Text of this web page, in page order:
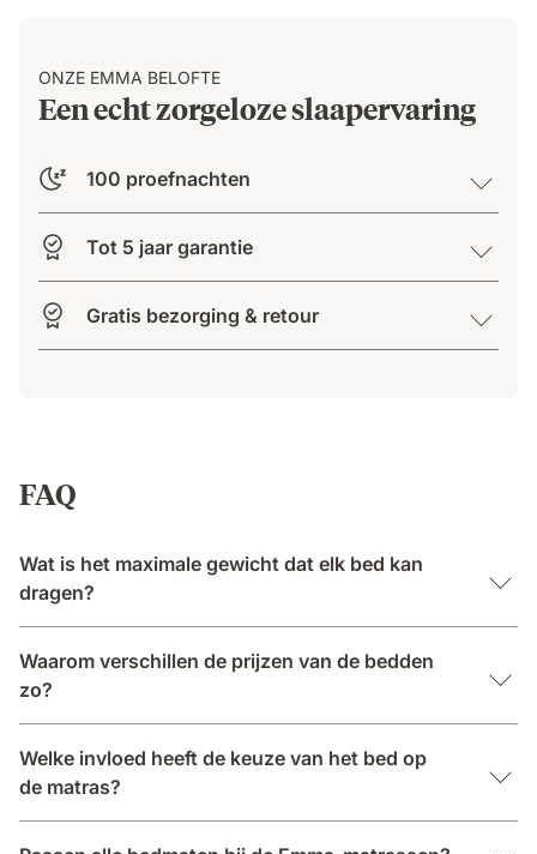
ONZE EMMA BELOFTE
Een echt zorgeloze slaapervaring
100 proefnachten
Tot 5 jaar garantie
Gratis bezorging & retour
FAQ
Wat is het maximale gewicht dat elk bed kan
dragen?
Waarom verschillen de prijzen van de bedden
zo?
Welke invloed heeft de keuze van het bed op
de matras?